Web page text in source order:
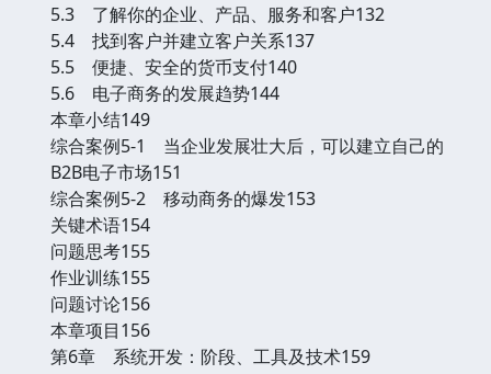
5.3 了解你的企业、产品、服务和客户132
5.4 找到客户并建立客户关系137
5.5 便捷、安全的货币支付140
5.6 电子商务的发展趋势144
本章小结149
综合案例5-1 当企业发展壮大后，可以建立自己的
B2B电子市场151
综合案例5-2 移动商务的爆发153
关键术语154
问题思考155
作业训练155
问题讨论156
本章项目156
第6章 系统开发：阶段、工具及技术159